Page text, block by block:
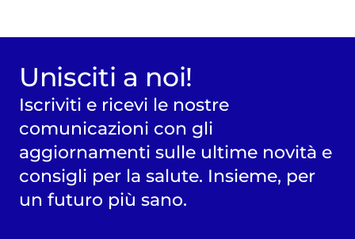
Unisciti a noi!
Iscriviti e ricevi le nostre
comunicazioni con gli
aggiornamenti sulle ultime novità e
consigli per la salute. Insieme, per
un futuro più sano.